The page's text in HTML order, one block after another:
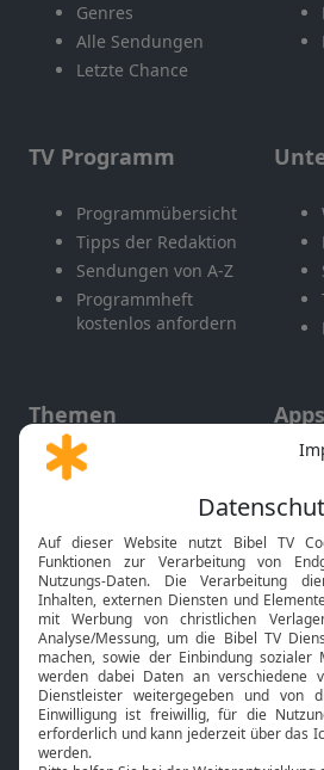
Genres
Alle Sendungen
Letzte Chance
TV Programm
Programmübersicht
Tipps der Redaktion
Sendungen von A-Z
Programmheft
kostenlos anfordern
Themen
Gott und Bibel erklärt
Neuigkeiten
Bibel TV